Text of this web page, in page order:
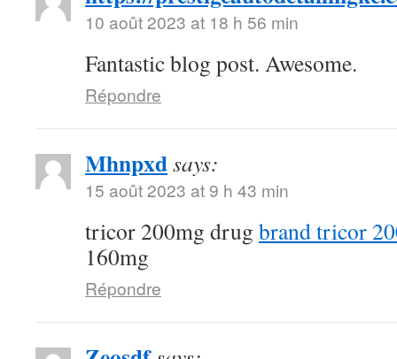
10 août 2023 at 18 h 56 min
Fantastic blog post. Awesome.
Répondre
Mhnpxdsays:
15 août 2023 at 9 h 43 min
tricor 200mg drug brand tricor
160mg
Répondre